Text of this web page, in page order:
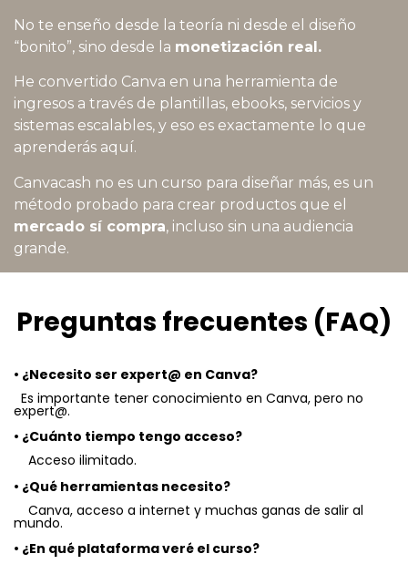
No te enseño desde la teoría ni desde el diseño
“bonito”, sino desde la monetización real.
He convertido Canva en una herramienta de
ingresos a través de plantillas, ebooks, servicios y
sistemas escalables, y eso es exactamente lo que
aprenderás aquí.
Canvacash no es un curso para diseñar más, es un
método probado para crear productos que el
mercado sí compra, incluso sin una audiencia
grande.
Preguntas frecuentes (FAQ)
• ¿Necesito ser expert@ en Canva?
Es importante tener conocimiento en Canva, pero no
expert@.
• ¿Cuánto tiempo tengo acceso?
Acceso ilimitado.
• ¿Qué herramientas necesito?
Canva, acceso a internet y muchas ganas de salir al
mundo.
• ¿En qué plataforma veré el curso?